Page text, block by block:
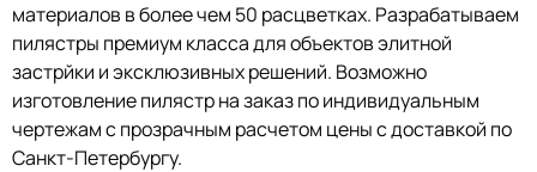
материалов в более чем 50 расцветках. Разрабатываем
пилястры премиум класса для объектов элитной
застрйки и эксклюзивных решений. Возможно
изготовление пилястр на заказ по индивидуальным
чертежам с прозрачным расчетом цены с доставкой по
Санкт-Петербургу.